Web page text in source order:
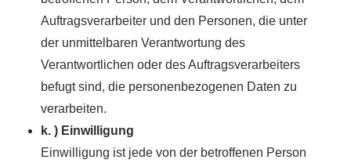
Auftragsverarbeiter und den Personen, die unter
der unmittelbaren Verantwortung des
Verantwortlichen oder des Auftragsverarbeiters
befugt sind, die personenbezogenen Daten zu
verarbeiten.
k. ) Einwilligung
Einwilligung ist jede von der betroffenen Person